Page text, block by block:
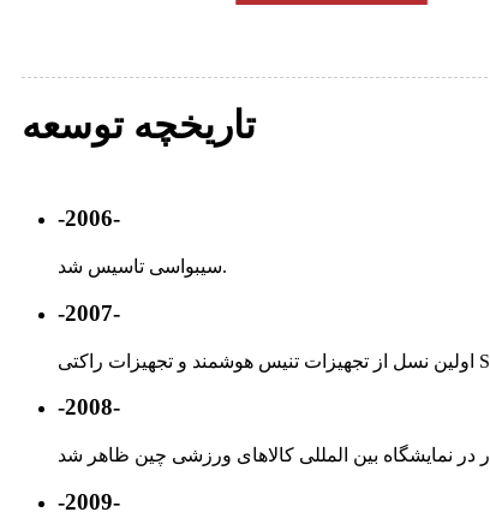
تاریخچه توسعه
-2006-
سیبواسی تاسیس شد.
-2007-
-2008-
-2009-